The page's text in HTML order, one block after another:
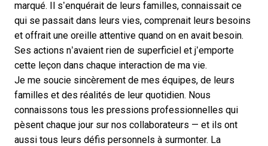
marqué. Il s’enquérait de leurs familles, connaissait ce
qui se passait dans leurs vies, comprenait leurs besoins
et offrait une oreille attentive quand on en avait besoin.
Ses actions n’avaient rien de superficiel et j’emporte
cette leçon dans chaque interaction de ma vie.
Je me soucie sincèrement de mes équipes, de leurs
familles et des réalités de leur quotidien. Nous
connaissons tous les pressions professionnelles qui
pèsent chaque jour sur nos collaborateurs — et ils ont
aussi tous leurs défis personnels à surmonter. La